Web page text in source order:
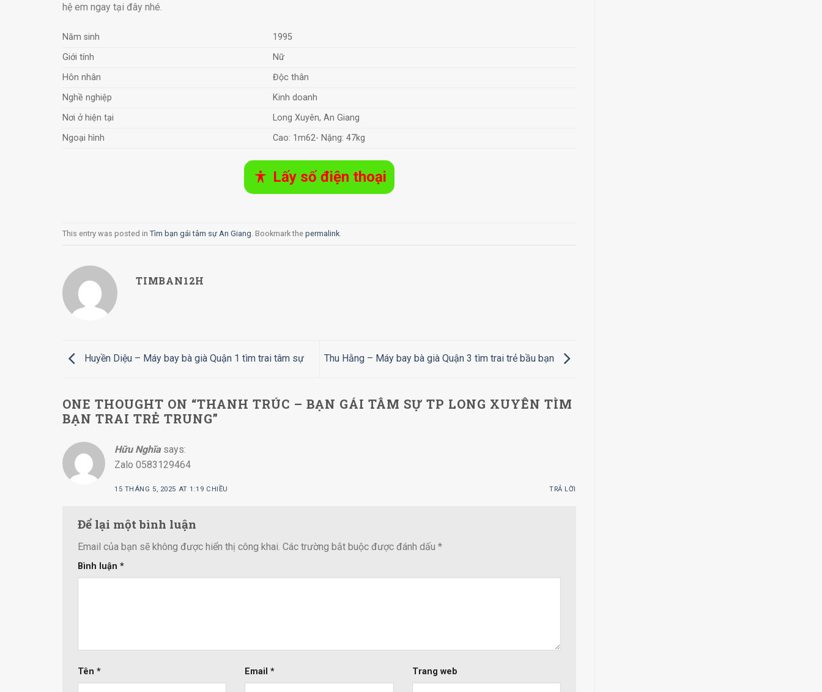
hệ em ngay tại đây nhé.
Năm sinh
1995
Giới tính
Nữ
Hôn nhân
Độc thân
Nghề nghiệp
Kinh doanh
Nơi ở hiện tại
Long Xuyên, An Giang
Ngoại hình
Cao: 1m62- Nặng: 47kg
Lấy số điện thoại
This entry was posted in Tìm bạn gái tâm sự An Giang . Bookmark the permalink
TIMBAN12H
Huyền Diệu – Máy bay bà già Quận 1 tìm trai tâm sự Thu Hằng – Máy bay bà già Quận 3 tìm trai trẻ bầu bạn
ONE THOUGHT ON “THANH TRÚC – BẠN GÁI TÂM SỰ TP LONG XUYÊN TÌM
BẠN TRAI TRẺ TRUNG”
Hữu Nghĩa says:
Zalo 0583129464
15 THÁNG 5, 2025 AT 1:19 CHIỀU TRẢ LỜI
Để lại một bình luận
Email của bạn sẽ không được hiển thị công khai. Các trường bắt buộc được đánh dấu *
Bình luận *
Tên * Email* Trang web